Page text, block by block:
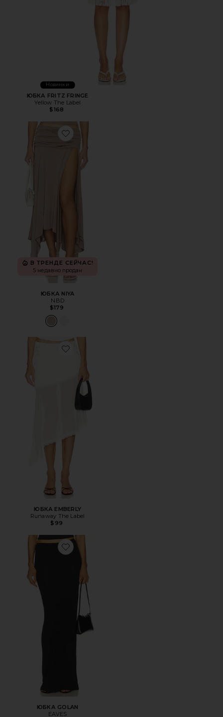
Новинки
ЮБКА FRITZ FRINGE
Yellow The Label
$168
Favorite ЮБКА NIYA
В ТРЕНДЕ СЕЙЧАС!
5 недавно продан
ЮБКА NIYA
NBD
$179
Favorite ЮБКА EMBERLY
ЮБКА EMBERLY
Runaway The Label
$99
Favorite ЮБКА GOLAN
ЮБКА GOLAN
EAVES